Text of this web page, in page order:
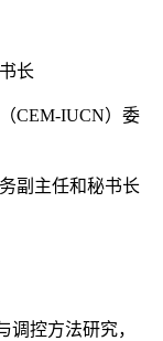
长
CEM-IUCN）委
副主任和秘书长
调控方法研究，